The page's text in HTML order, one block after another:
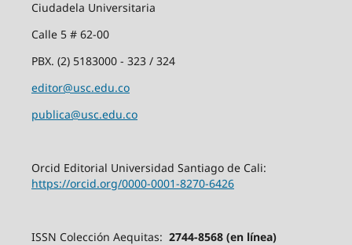
Ciudadela Universitaria
Calle 5 # 62-00
PBX. (2) 5183000 - 323 / 324
editor@usc.edu.co
publica@usc.edu.co
Orcid Editorial Universidad Santiago de Cali:
https://orcid.org/0000-0001-8270-6426
ISSN Colección Aequitas: 2744-8568 (en línea)